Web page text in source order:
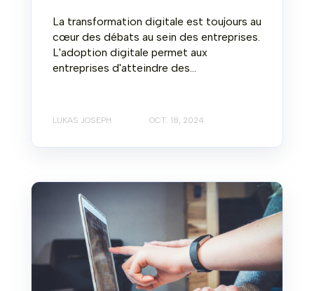
La transformation digitale est toujours au
cœur des débats au sein des entreprises.
L'adoption digitale permet aux
entreprises d'atteindre des...
LUKAS JOSEPH OCT. 18, 2024